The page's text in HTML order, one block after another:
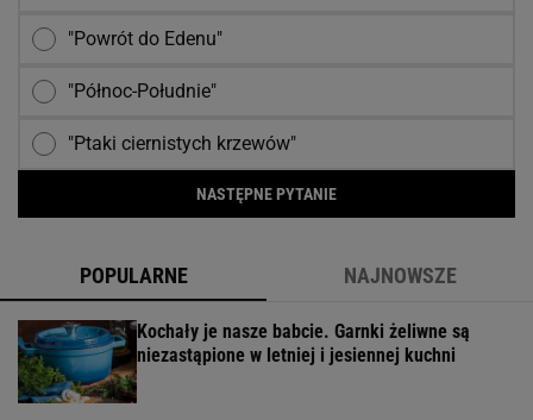
"Powrót do Edenu"
"Północ-Południe"
"Ptaki ciernistych krzewów"
NASTĘPNE PYTANIE
POPULARNE NAJNOWSZE
Kochały je nasze babcie. Garnki żeliwne są
niezastąpione w letniej i jesiennej kuchni